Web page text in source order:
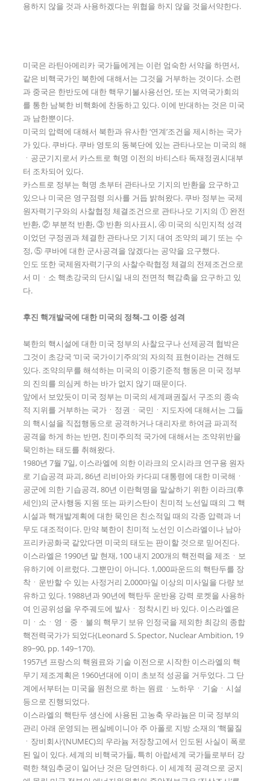
용하지 않을 것과 사용하겠다는 위협을 하지 않을 것을서약한다.
미국은 라틴아메리카 국가들에게는 이런 엄숙한 서약을 하면서,
같은 비핵국가인 북한에 대해서는 그것을 거부하는 것이다. 소련
과 중국은 한반도에 대한 핵무기불사용선언, 또는 지역국가회의
를 통한 남북한 비핵화에 찬동하고 있다. 이에 반대하는 것은 미국
과 남한뿐이다.
미국의 압력에 대해서 북한과 유사한 ‘연계’조건을 제시하는 국가
가 있다. 쿠바다. 쿠바 영토의 동북단에 있는 관타나모는 미국의 해
ㆍ공군기지로서 카스트로 혁명 이전의 바티스타 독재정권시대부
터 조차되어 있다.
카스트로 정부는 혁명 초부터 관타나모 기지의 반환을 요구하고
있으나 미국은 영구점령 의사를 거듭 밝혀왔다. 쿠바 정부는 국제
원자력기구와의 사찰협정 체결조건으로 관타나모 기지의 ① 완전
반환, ② 부분적 반환, ③ 반환 의사표시, ④ 미국의 식민지적 성격
이었던 구정권과 체결한 관타나모 기지 대여 조약의 폐기 또는 수
정, ⑤ 쿠바에 대한 군사공격을 않겠다는 공약을 요구했다.
인도 또한 국제원자력기구의 사찰수락협정 체결의 전제조건으로
서 미ㆍ소 핵초강국의 단시일 내의 전면적 핵감축을 요구하고 있
다.
후진 핵개발국에 대한 미국의 정책-그 이중 성격
북한의 핵시설에 대한 미국 정부의 사찰요구나 선제공격 협박은
그것이 초강국 ‘미국 국가이기주의’의 자의적 표현이라는 견해도
있다. 조약의무를 해석하는 미국의 이중기준적 행동은 미국 정부
의 진의를 의심케 하는 바가 없지 않기 때문이다.
앞에서 보았듯이 미국 정부는 미국의 세계패권질서 구조의 종속
적 지위를 거부하는 국가ㆍ정권ㆍ국민ㆍ지도자에 대해서는 그들
의 핵시설을 직접행동으로 공격하거나 대리자로 하여금 파괴적
공격을 하게 하는 반면, 친미주의적 국가에 대해서는 조약위반을
묵인하는 태도를 취해왔다.
1980년 7월 7일, 이스라엘에 의한 이라크의 오시라크 연구용 원자
로 기습공격 파괴, 86년 리비아와 카다피 대통령에 대한 미국해ㆍ
공군에 의한 기습공격, 80년 이란혁명을 말살하기 위한 이라크(후
세인)의 군사행동 지원 또는 파키스탄이 친미적 노선일 때의 그 핵
시설과 핵개발계획에 대한 묵인은 친소적일 때의 각종 압력과 너
무도 대조적이다. 만약 북한이 친미적 노선인 이스라엘이나 남아
프리카공화국 같았다면 미국의 태도는 판이할 것으로 믿어진다.
이스라엘은 1990년 말 현재, 100 내지 200개의 핵전력을 제조ㆍ보
유하기에 이르렀다. 그뿐만이 아니다. 1,000파운드의 핵탄두를 장
착ㆍ운반할 수 있는 사정거리 2,000마일 이상의 미사일을 다량 보
유하고 있다. 1988년과 90년에 핵탄두 운반용 강력 로켓을 사용하
여 인공위성을 우주궤도에 발사ㆍ정착시킨 바 있다. 이스라엘은
미ㆍ소ㆍ영ㆍ중ㆍ불의 핵무기 보유 인정국을 제외한 최강의 종합
핵전력국가가 되었다(Leonard S. Spector, Nuclear Ambition, 19
89~90, pp. 149~170).
1957년 프랑스의 핵원료와 기술 이전으로 시작한 이스라엘의 핵
무기 제조계획은 1960년대에 이미 초보적 성공을 거두었다. 그 단
계에서부터는 미국을 원천으로 하는 원료ㆍ노하우ㆍ기술ㆍ시설
등으로 진행되었다.
이스라엘의 핵탄두 생산에 사용된 고농축 우라늄은 미국 정부의
관리 아래 운영되는 펜실베이니아 주 아폴로 지방 소재의 ‘핵물질
ㆍ장비회사’(NUMEC)의 우라늄 저장창고에서 인도된 사실이 폭로
된 일이 있다. 세계의 비핵국가들, 특히 아랍세계 국가들로부터 강
력한 책임추궁이 일어난 것은 당연하다. 이 세계적 공격으로 궁지